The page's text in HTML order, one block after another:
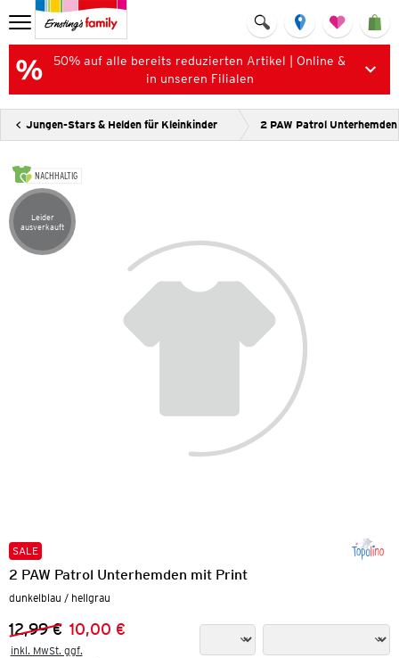
50% auf alle bereits reduzierten Artikel | Online &
in unseren Filialen
Jungen-Stars & Helden für Kleinkinder 2 PAW Patrol Unterhemden
NACHHALTIG
Artikel leider ausverkauft
Leider
ausverkauft
SALE
2 PAW Patrol Unterhemden mit Print
dunkelblau / hellgrau
Vorheriger Preis:
12,99 €
Neuer Preis:
10,00 €
inkl. MwSt. ggf.